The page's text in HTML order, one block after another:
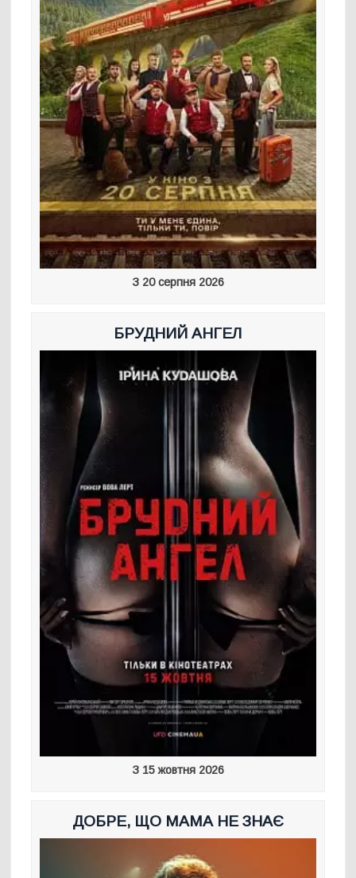
З 20 серпня 2026
БРУДНИЙ АНГЕЛ
З 15 жовтня 2026
ДОБРЕ, ЩО МАМА НЕ ЗНАЄ